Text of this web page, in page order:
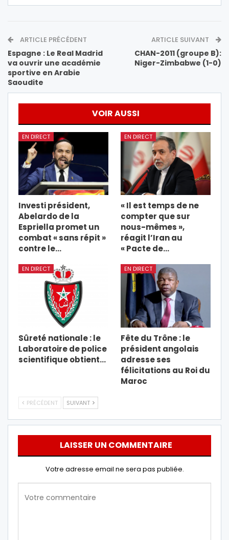
ARTICLE PRÉCÉDENT
Espagne : Le Real Madrid
va ouvrir une académie
sportive en Arabie
Saoudite
ARTICLE SUIVANT
CHAN-2011 (groupe B):
Niger-Zimbabwe (1-0)
VOIR AUSSI
EN DIRECT
Investi président,
Abelardo de la
Espriella promet un
combat « sans répit »
contre le…
EN DIRECT
« Il est temps de ne
compter que sur
nous-mêmes »,
réagit l’Iran au
« Pacte de…
EN DIRECT
Sûreté nationale : le
Laboratoire de police
scientifique obtient…
EN DIRECT
Fête du Trône : le
président angolais
adresse ses
félicitations au Roi du
Maroc
PRÉCÉDENT SUIVANT
LAISSER UN COMMENTAIRE
Votre adresse email ne sera pas publiée.